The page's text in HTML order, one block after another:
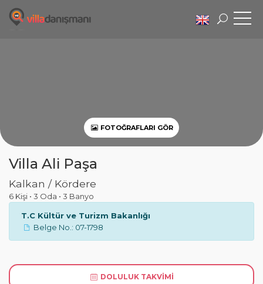
FOTOĞRAFLARI GÖR
Villa Ali Paşa
Kalkan / Kördere
6 Kişi • 3 Oda • 3 Banyo
T.C Kültür ve Turizm Bakanlığı
Belge No.: 07-1798
DOLULUK TAKVIMI